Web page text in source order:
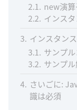
2.1 new演
2.2 インス
3 インスタン
3.1 サンプ
3.2 サンプ
4 さいごに:
識は必須